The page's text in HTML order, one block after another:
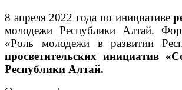
8 апреля 2022 года по инициативер
молодежи Республики Алтай.
«Роль молодежи в развитии
просветительских инициатив
Республики Алтай.